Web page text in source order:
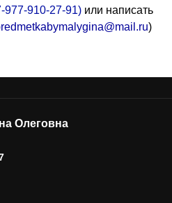
977-910-27-91) или написать
)
Олеговна